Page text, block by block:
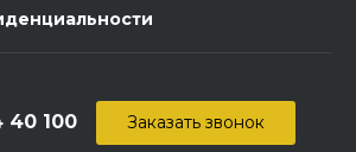
40 100 Заказать звонок